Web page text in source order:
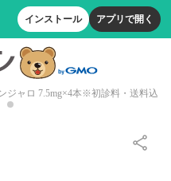
インストール アプリで開く
ジャロ 7.5mg×4本※初診料・送料込